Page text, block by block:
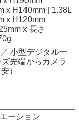
x H140mm | 1.38L
x H120mm
x 長さ
小型デジタル一
先端からカメラ
）
ーション